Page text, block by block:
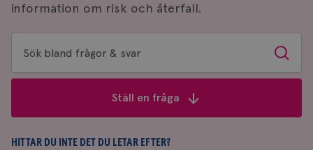
information om risk och återfall.
Sök
bland
&
svar
Sök
Ställ en fråga
HITTAR DU INTE DET DU LETAR EFTER?